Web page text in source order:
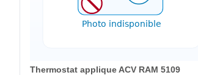
Thermostat applique ACV RAM 5109